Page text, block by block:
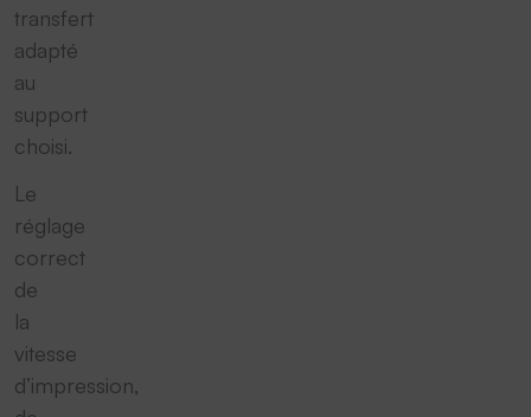
transfert
adapté
au
support
choisi.
Le
réglage
correct
de
la
vitesse
d’impression,